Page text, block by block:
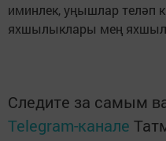
иминлек, уңышлар теләп
яхшылыклары мең
Следите за самым
Telegram-канале